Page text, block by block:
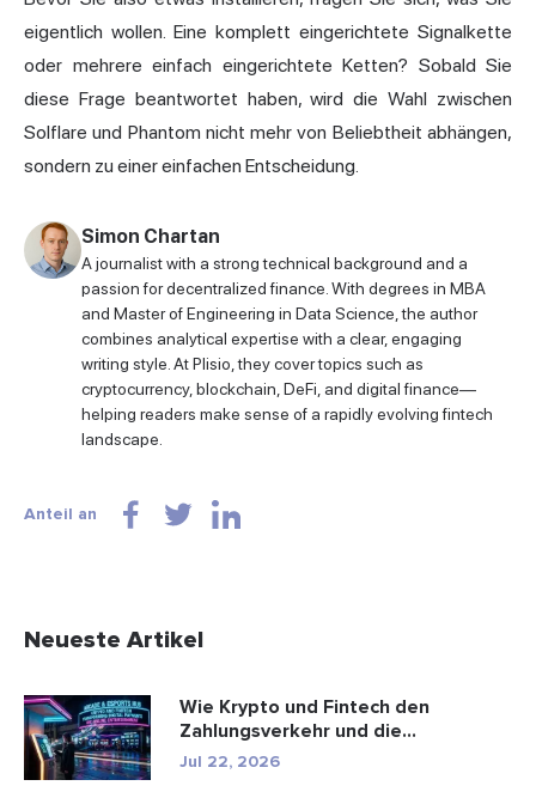
eigentlich wollen. Eine komplett eingerichtete Signalkette
oder mehrere einfach eingerichtete Ketten? Sobald Sie
diese Frage beantwortet haben, wird die Wahl zwischen
Solflare und Phantom nicht mehr von Beliebtheit abhängen,
sondern zu einer einfachen Entscheidung.
Simon Chartan
A journalist with a strong technical background and a
passion for decentralized finance. With degrees in MBA
and Master of Engineering in Data Science, the author
combines analytical expertise with a clear, engaging
writing style. At Plisio, they cover topics such as
cryptocurrency, blockchain, DeFi, and digital finance—
helping readers make sense of a rapidly evolving fintech
landscape.
Anteil an
Neueste Artikel
Wie Krypto und Fintech den
Zahlungsverkehr und die
Unterhaltungsbr...
Jul 22, 2026